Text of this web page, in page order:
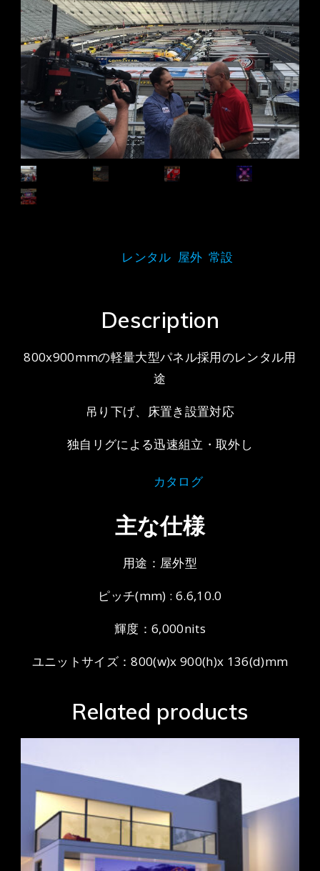
レンタル 屋外 常設
Description
800x900mmの軽量大型パネル採用のレンタル用
途
吊り下げ、床置き設置対応
独自リグによる迅速組立・取外し
カタログ
主な仕様
用途：屋外型
ピッチ(mm) : 6.6,10.0
輝度：6,000nits
ユニットサイズ：800(w)x 900(h)x 136(d)mm
Related products